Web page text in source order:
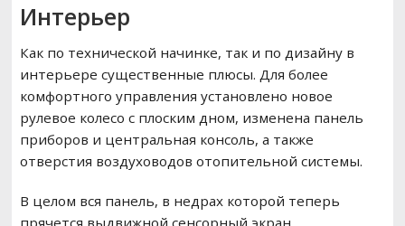
Интерьер
Как по технической начинке, так и по дизайну в
интерьере существенные плюсы. Для более
комфортного управления установлено новое
рулевое колесо с плоским дном, изменена панель
приборов и центральная консоль, а также
отверстия воздуховодов отопительной системы.
В целом вся панель, в недрах которой теперь